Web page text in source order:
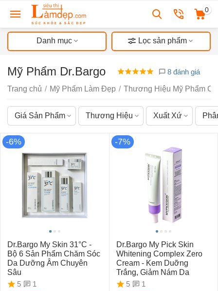
0
Danh mục Lọc sản phẩm
Mỹ Phẩm Dr.Bargo 8 đánh giá
Trang chủ / Mỹ Phẩm Làm Đẹp / Thương Hiệu Mỹ Phẩm
Giá Sản Phẩm Thương Hiệu Xuất Xứ
-6%
Dr.Bargo My Skin 31°C -
Bộ 6 Sản Phẩm Chăm Sóc
Da Dưỡng Âm Chuyên
Sâu
5
1
-7%
Dr.Bargo My Pick Skin
Whitening Complex Zero
Cream - Kem Duỡng
Trắng, Giảm Nám Da
5
1